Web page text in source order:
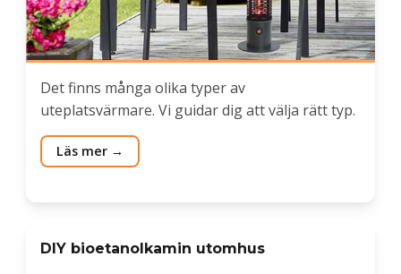
Det finns många olika typer av
uteplatsvärmare. Vi guidar dig att välja rätt typ.
Läs mer
DIY bioetanolkamin utomhus